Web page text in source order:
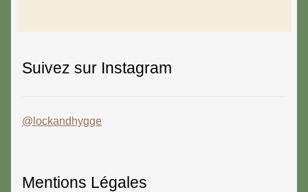
Suivez sur Instagram
@lockandhygge
Mentions Légales